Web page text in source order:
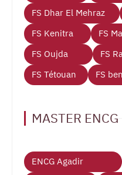
FS Dhar El Mehraz
FS Kenitra
FS
FS Oujda
FS
FS Tétouan
FS
MASTER ENCG
ENCG Agadir